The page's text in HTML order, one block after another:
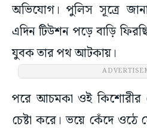
অভিযোগ। পুলিস সূত্রে
এদিন টিউশন পড়ে বাড়ি
যুবক তার পথ আটকায়।
পরে আচমকা ওই কিশোরীর
চেষ্টা করে। ভয়ে কেঁদে ওঠে